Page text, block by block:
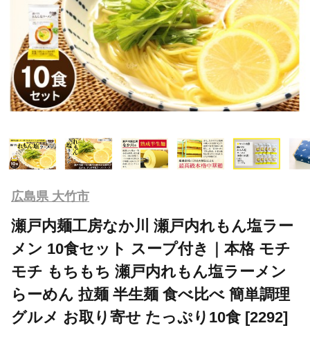
広島県 大竹市
瀬戸内麺工房なか川 瀬戸内れもん塩ラー
メン 10食セット スープ付き｜本格 モチ
モチ もちもち 瀬戸内れもん塩ラーメン
らーめん 拉麺 半生麺 食べ比べ 簡単調理
グルメ お取り寄せ たっぷり10食 [2292]